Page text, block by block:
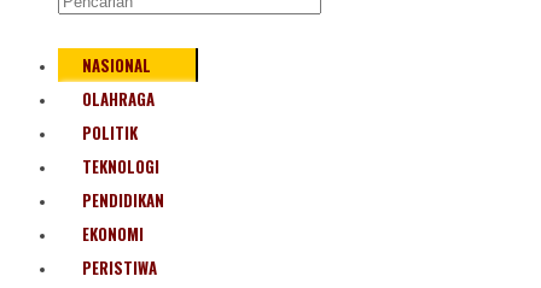
NASIONAL
OLAHRAGA
POLITIK
TEKNOLOGI
PENDIDIKAN
EKONOMI
PERISTIWA